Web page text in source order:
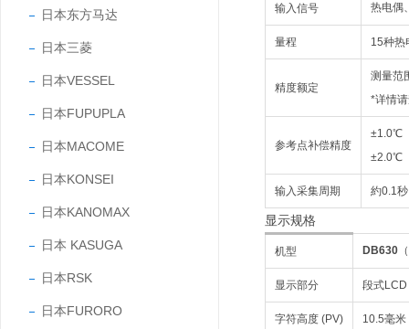
日本东方马达
日本三菱
日本VESSEL
日本FUPUPLA
日本MACOME
日本KONSEI
日本KANOMAX
日本 KASUGA
日本RSK
日本FURORO
输入信号 热电偶
量程 15种热
精度额定
测量范
*详情
参考点补偿精度
±1.0℃
±2.0℃
输入采集周期 約0.1秒
显示规格
机型 DB630
显示部分 段式
字符高度 (PV) 10.5毫米